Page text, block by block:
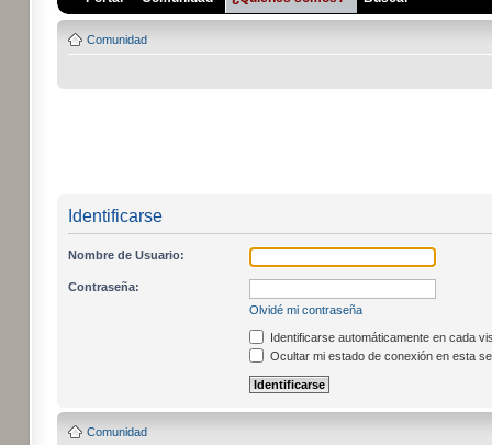
Comunidad
Identificarse
Nombre de Usuario:
Contraseña:
Olvidé mi contraseña
Identificarse automáticamente en cada
Ocultar mi estado de conexión en esta
Comunidad